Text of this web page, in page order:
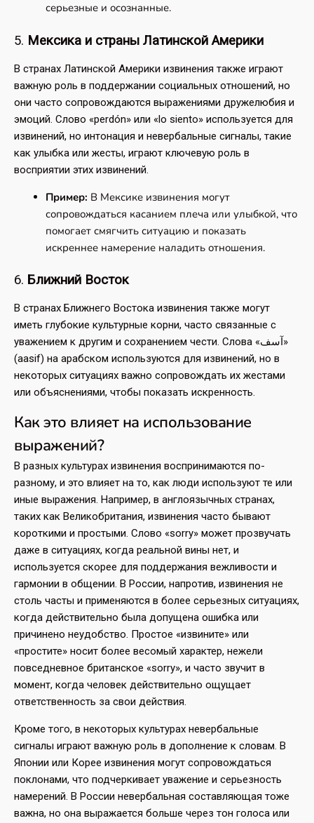
серьезные и осознанные.
5. Мексика и страны Латинской Америки
В странах Латинской Америки извинения также играют
важную роль в поддержании социальных отношений, но
они часто сопровождаются выражениями дружелюбия и
эмоций. Слово «perdón» или «lo siento» используется для
извинений, но интонация и невербальные сигналы, такие
как улыбка или жесты, играют ключевую роль в
восприятии этих извинений.
Пример: В Мексике извинения могут
сопровождаться касанием плеча или улыбкой, что
помогает смягчить ситуацию и показать
искреннее намерение наладить отношения.
6. Ближний Восток
В странах Ближнего Востока извинения также могут
иметь глубокие культурные корни, часто связанные с
уважением к другим и сохранением чести. Слова «آسف»
(aasif) на арабском используются для извинений, но в
некоторых ситуациях важно сопровождать их жестами
или объяснениями, чтобы показать искренность.
Как это влияет на использование
выражений?
В разных культурах извинения воспринимаются по-
разному, и это влияет на то, как люди используют те или
иные выражения. Например, в англоязычных странах,
таких как Великобритания, извинения часто бывают
короткими и простыми. Слово «sorry» может прозвучать
даже в ситуациях, когда реальной вины нет, и
используется скорее для поддержания вежливости и
гармонии в общении. В России, напротив, извинения не
столь часты и применяются в более серьезных ситуациях,
когда действительно была допущена ошибка или
причинено неудобство. Простое «извините» или
«простите» носит более весомый характер, нежели
повседневное британское «sorry», и часто звучит в
момент, когда человек действительно ощущает
ответственность за свои действия.
Кроме того, в некоторых культурах невербальные
сигналы играют важную роль в дополнение к словам. В
Японии или Корее извинения могут сопровождаться
поклонами, что подчеркивает уважение и серьезность
намерений. В России невербальная составляющая тоже
важна, но она выражается больше через тон голоса или